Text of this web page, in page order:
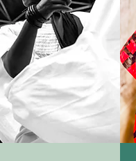
EN SAVOIR PLUS